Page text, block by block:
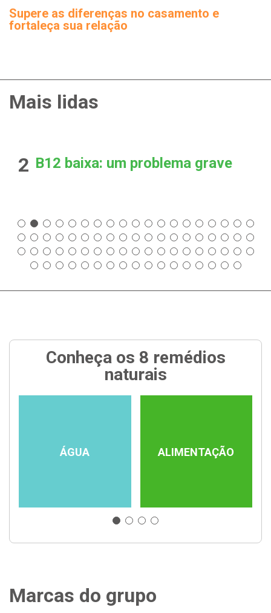
Supere as diferenças no casamento e
fortaleça sua relação
Mais lidas
2 B12 baixa: um problema grave
Conheça os 8 remédios
naturais
ÁGUA ALIMENTAÇÃO
Marcas do grupo